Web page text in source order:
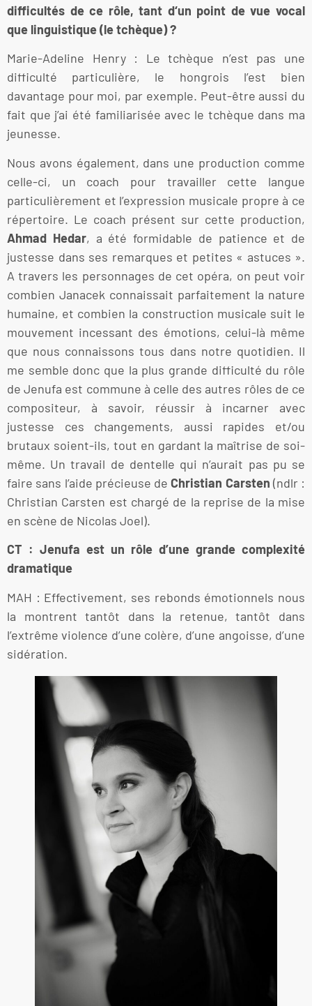
difficultés de ce rôle, tant d‘un point de vue vocal
que linguistique (le tchèque) ?
Marie-Adeline Henry : Le tchèque n’est pas une
difficulté particulière, le hongrois l’est bien
davantage pour moi, par exemple. Peut-être aussi du
fait que j’ai été familiarisée avec le tchèque dans ma
jeunesse.
Nous avons également, dans une production comme
celle-ci, un coach pour travailler cette langue
particulièrement et l’expression musicale propre à ce
répertoire. Le coach présent sur cette production,
Ahmad Hedar, a été formidable de patience et de
justesse dans ses remarques et petites « astuces ».
A travers les personnages de cet opéra, on peut voir
combien Janacek connaissait parfaitement la nature
humaine, et combien la construction musicale suit le
mouvement incessant des émotions, celui-là même
que nous connaissons tous dans notre quotidien. Il
me semble donc que la plus grande difficulté du rôle
de Jenufa est commune à celle des autres rôles de ce
compositeur, à savoir, réussir à incarner avec
justesse ces changements, aussi rapides et/ou
brutaux soient-ils, tout en gardant la maîtrise de soi-
même. Un travail de dentelle qui n’aurait pas pu se
faire sans l’aide précieuse deChristian Carsten (ndlr :
Christian Carsten est chargé de la reprise de la mise
en scène de Nicolas Joel).
CT : Jenufa est un rôle d’une grande complexité
dramatique
MAH : Effectivement, ses rebonds émotionnels nous
la montrent tantôt dans la retenue, tantôt dans
l’extrême violence d’une colère, d’une angoisse, d’une
sidération.